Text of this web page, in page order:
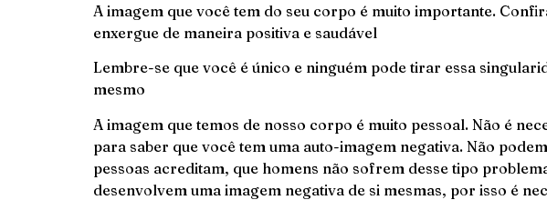
A imagem que você tem do seu corpo é muito importante.
enxergue de maneira positiva e saudável
Lembre-se que você é único e ninguém pode tirar essa
mesmo
A imagem que temos de nosso corpo é muito pessoal. Não é
para saber que você tem uma auto-imagem negativa. Não
pessoas acreditam, que homens não sofrem desse tipo
desenvolvem uma imagem negativa de si mesmas, por isso é